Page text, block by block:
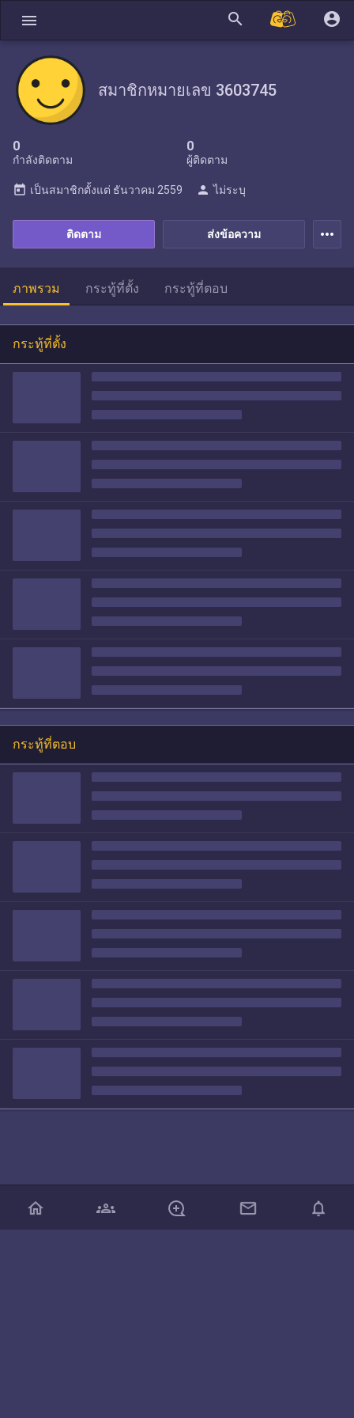
menu search account_circle
สมาชิกหมายเลข 3603745
0
กำลังติดตาม
0
ผู้ติดตาม
ส่งข้อความ
ติดตาม
today เป็นสมาชิกตั้งแต่ ธันวาคม 2559 person ไม่ระบุ
more_horiz
ภาพรวม กระทู้ที่ตั้ง กระทู้ที่ตอบ
กระทู้ที่ตั้ง
กระทู้ที่ตอบ